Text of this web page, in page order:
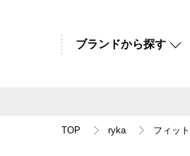
ブランドから探す
TOP ryka フィッ